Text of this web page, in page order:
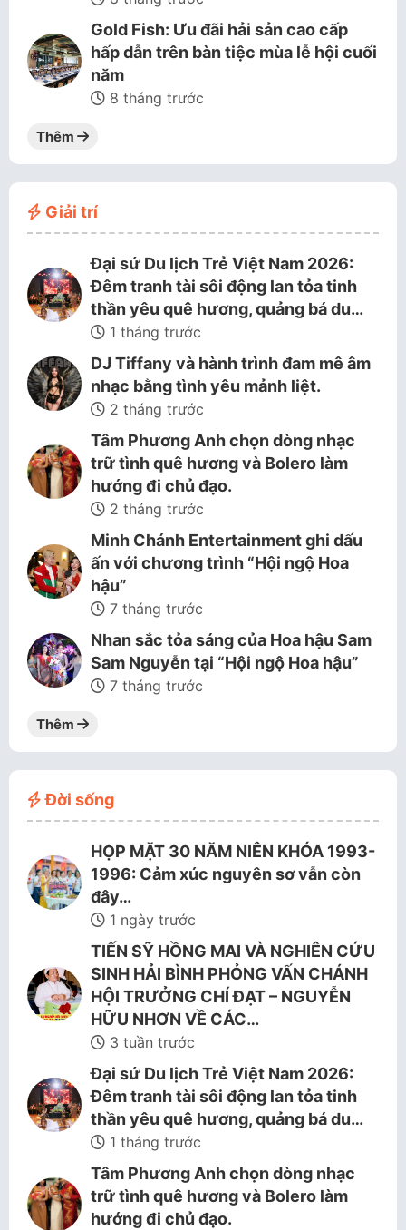
Gold Fish: Ưu đãi hải sản cao cấp
hấp dẫn trên bàn tiệc mùa lễ hội cuối
năm
8 tháng trước
Thêm
Giải trí
Đại sứ Du lịch Trẻ Việt Nam 2026:
Đêm tranh tài sôi động lan tỏa tinh
thần yêu quê hương, quảng bá du…
1 tháng trước
DJ Tiffany và hành trình đam mê âm
nhạc bằng tình yêu mảnh liệt.
2 tháng trước
Tâm Phương Anh chọn dòng nhạc
trữ tình quê hương và Bolero làm
hướng đi chủ đạo.
2 tháng trước
Minh Chánh Entertainment ghi dấu
ấn với chương trình “Hội ngộ Hoa
hậu”
7 tháng trước
Nhan sắc tỏa sáng của Hoa hậu Sam
Sam Nguyễn tại “Hội ngộ Hoa hậu”
7 tháng trước
Thêm
Đời sống
HỌP MẶT 30 NĂM NIÊN KHÓA 1993-
1996: Cảm xúc nguyên sơ vẫn còn
đây…
1 ngày trước
TIẾN SỸ HỒNG MAI VÀ NGHIÊN CỨU
SINH HẢI BÌNH PHỎNG VẤN CHÁNH
HỘI TRƯỞNG CHÍ ĐẠT – NGUYỄN
HỮU NHƠN VỀ CÁC…
3 tuần trước
Đại sứ Du lịch Trẻ Việt Nam 2026:
Đêm tranh tài sôi động lan tỏa tinh
thần yêu quê hương, quảng bá du…
1 tháng trước
Tâm Phương Anh chọn dòng nhạc
trữ tình quê hương và Bolero làm
hướng đi chủ đạo.